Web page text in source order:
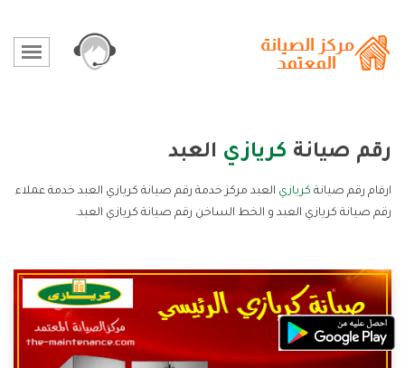
رقم صيانة كريازي العبد
ارقام رقم صيانة كريازي العبد مركز خدمة رقم صيانة كريازي العبد خدمة عملاء
رقم صيانة كريازي العبد و الخط الساخن رقم صيانة كريازي العبد.